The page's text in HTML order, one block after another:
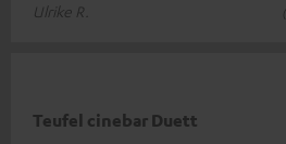
Ulrike R.
Teufel cinebar Duett